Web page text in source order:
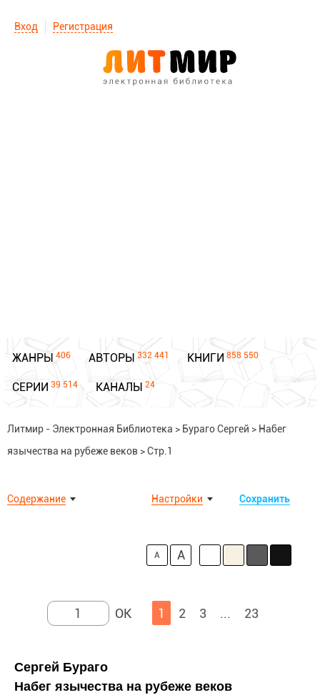
Вход Регистрация
ЖАНРЫ 406 АВТОРЫ 332 441 КНИГИ 858 550
СЕРИИ 39 514 КАНАЛЫ 24
Литмир - Электронная Библиотека > Бураго Сергей > Набег
язычества на рубеже веков >Стр.1
Содержание Сохранить
Настройки
A A
1 2 3 ... 23
Сергей Бураго
Набег язычества на рубеже веков